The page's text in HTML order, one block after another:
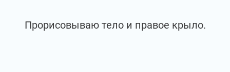
Прорисовываю тело и правое крыло.